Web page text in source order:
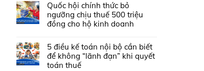
Quốc hội chính thức bỏ
ngưỡng chịu thuế 500 triệu
đồng cho hộ kinh doanh
5 điều kế toán nội bộ cần biết
để không “lãnh đạn” khi quyết
toán thuế